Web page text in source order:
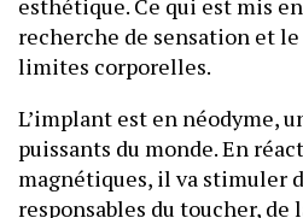
recherche de sensation et
limites corporelles.
L’implant est en néodyme,
puissants du monde. En
magnétiques, il va stimuler
responsables du toucher,